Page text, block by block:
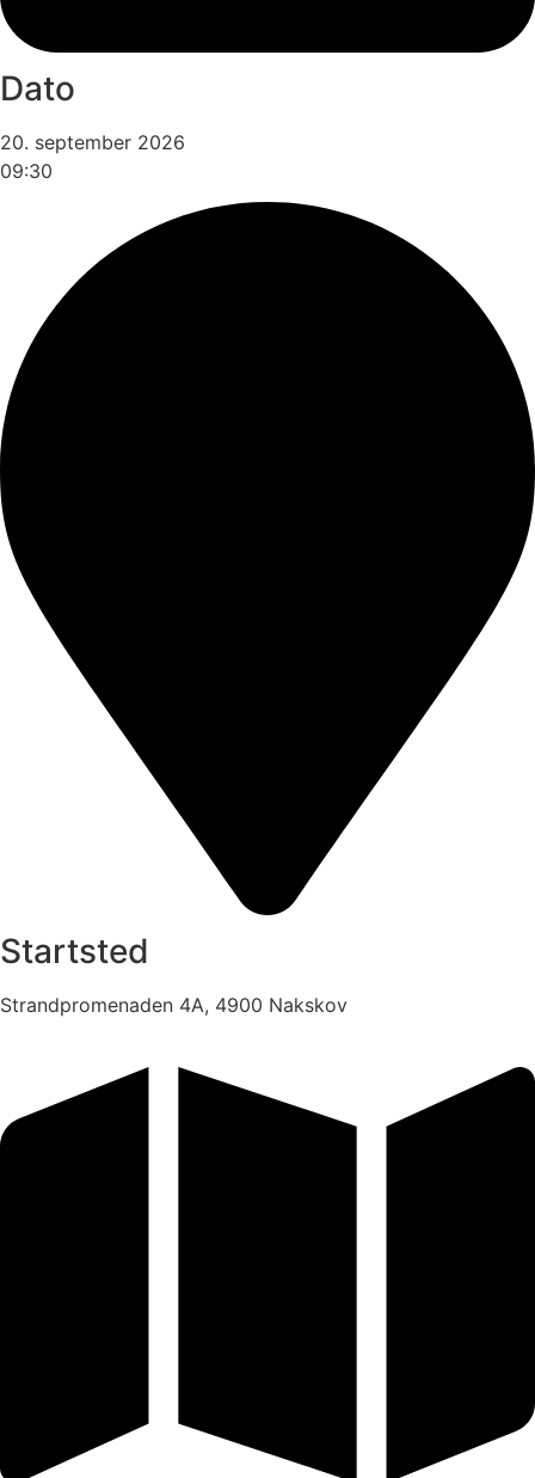
Dato
20. september 2026
09:30
Startsted
Strandpromenaden 4A, 4900 Nakskov